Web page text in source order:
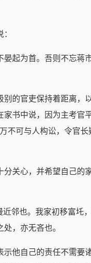
起为首。吾则不忘蒋
的官吏保持着距离，
书中说，因为主考官
不可与人构讼，令官
关心，并希望自己的
邻也。我家初移富圫
，亦无吝也。
他自己的责任不需要